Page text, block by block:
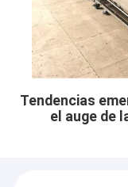
Tendencias
el auge de